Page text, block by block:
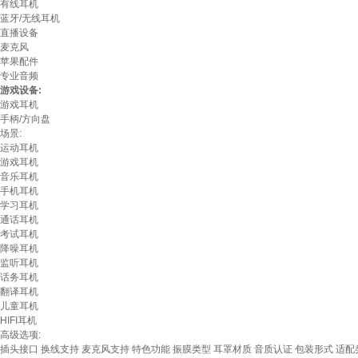
有线耳机
蓝牙/无线耳机
直播设备
麦克风
苹果配件
专业音频
游戏设备:
游戏耳机
手柄/方向盘
场景:
运动耳机
游戏耳机
音乐耳机
手机耳机
学习耳机
通话耳机
考试耳机
降噪耳机
监听耳机
话务耳机
翻译耳机
儿童耳机
HIFI耳机
高级选项:
插头接口 换线支持 麦克风支持 特色功能 振膜类型 耳罩材质 音质认证 包装形式 适配